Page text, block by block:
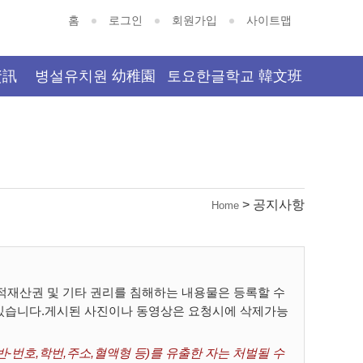
홈 로그인 회원가입 사이트맵
병설유치원 幼稚園 토요한글학교 韓文班
Home > 공지사항
산권 및 기타 권리를 침해하는 내용물은 등록할 수
니다.게시된 사진이나 동영상은 요청시에 삭제가능
번호,학번,주소,혈액형 등)를 유출한 자는 처벌될 수